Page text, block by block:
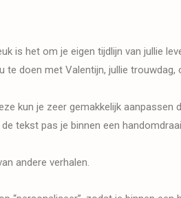
is het om je eigen tijdlijn van jullie
te doen met Valentijn, jullie trouwdag,
kun je zeer gemakkelijk aanpassen
tekst pas je binnen een
andere verhalen.